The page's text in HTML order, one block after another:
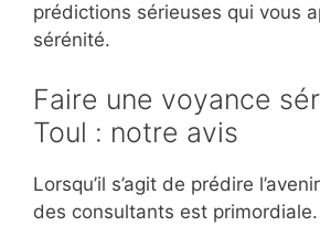
prédictions sérieuses qui vous
sérénité.
Faire une voyance
Toul : notre avis
Lorsqu’il s’agit de prédire
des consultants est